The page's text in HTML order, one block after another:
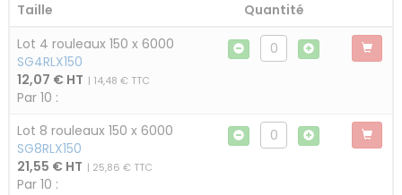
Taille
Quantité
Lot 4 rouleaux 150 x 6000
SG4RLX150
12,07 € HT | 14,48 € TTC
Par 10 :
Lot 8 rouleaux 150 x 6000
SG8RLX150
21,55 € HT | 25,86 € TTC
Par 10 :